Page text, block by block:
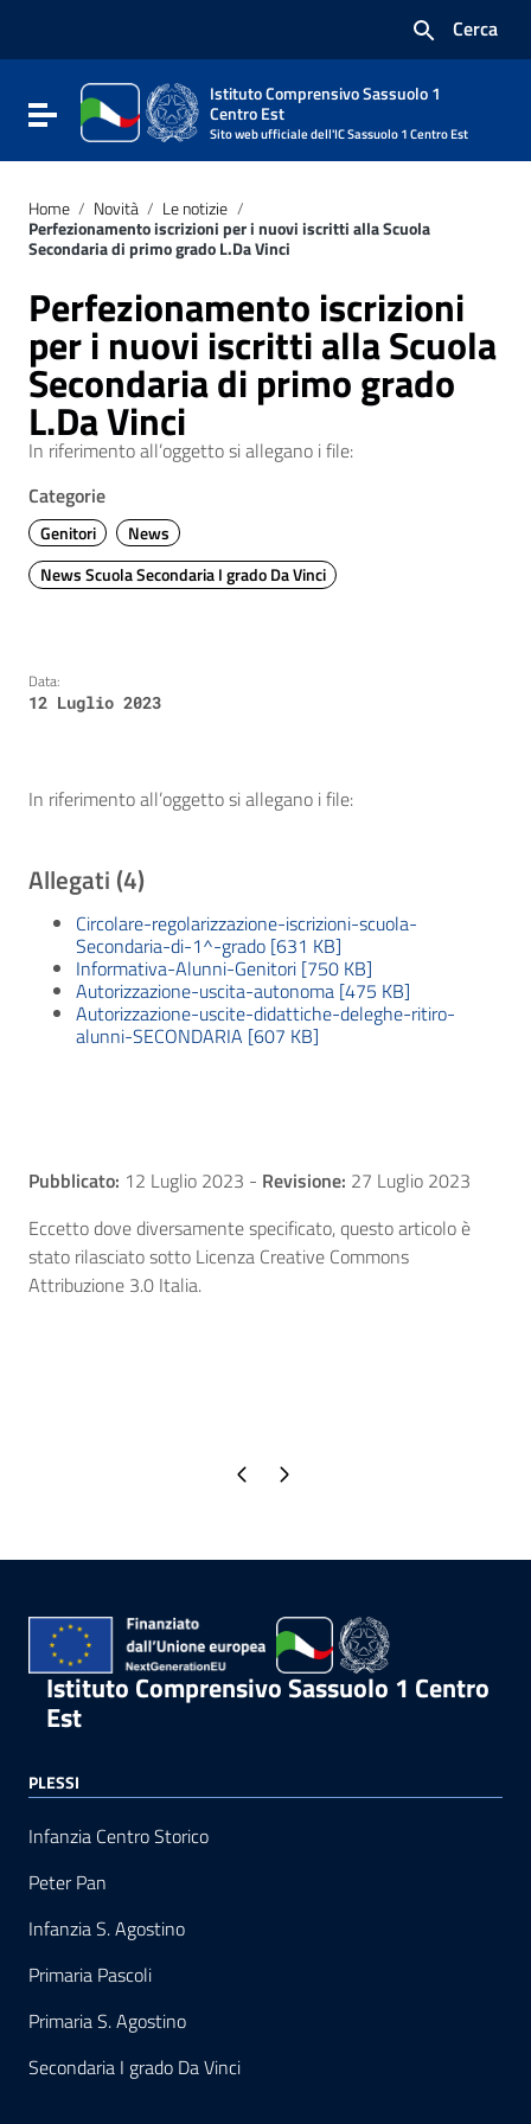
Vai al footer
Cerca
Attiva / disattiva la navigazione
Istituto Comprensivo Sassuolo 1
Centro Est
Sito web ufficiale dell'IC Sassuolo 1 Centro Est
Home / Novità / Le notizie /
Perfezionamento iscrizioni per i nuovi iscritti alla Scuola
Secondaria di primo grado L.Da Vinci
Perfezionamento iscrizioni
per i nuovi iscritti alla Scuola
Secondaria di primo grado
L.Da Vinci
In riferimento all’oggetto si allegano i file:
Categorie
Genitori
News
News Scuola Secondaria I grado Da Vinci
Data:
12 Luglio 2023
In riferimento all’oggetto si allegano i file:
Allegati (4)
Circolare-regolarizzazione-iscrizioni-scuola-
Secondaria-di-1^-grado [631 KB]
Informativa-Alunni-Genitori [750 KB]
Autorizzazione-uscita-autonoma [475 KB]
Autorizzazione-uscite-didattiche-deleghe-ritiro-
alunni-SECONDARIA [607 KB]
Pubblicato: 12 Luglio 2023 - Revisione: 27 Luglio 2023
Eccetto dove diversamente specificato, questo articolo è
stato rilasciato sotto Licenza Creative Commons
Attribuzione 3.0 Italia.
Pagina precedente
Pagina successiva
Istituto Comprensivo Sassuolo 1 Centro
Est
PLESSI
Infanzia Centro Storico
Peter Pan
Infanzia S. Agostino
Primaria Pascoli
Primaria S. Agostino
Secondaria I grado Da Vinci